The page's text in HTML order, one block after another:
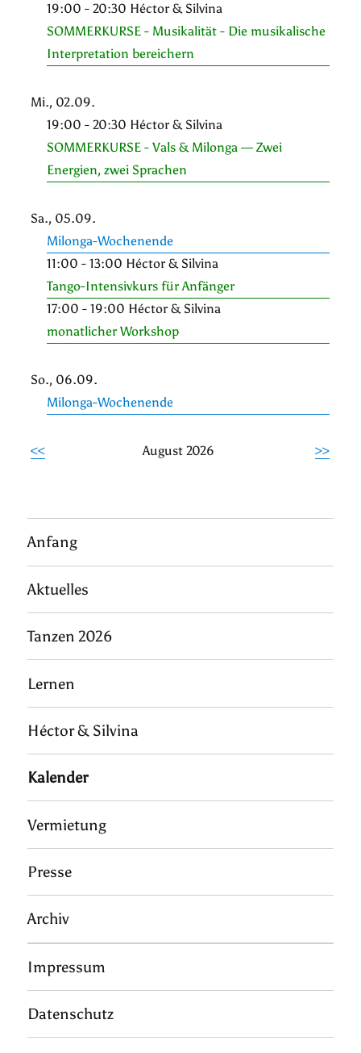
19:00 - 20:30 Héctor & Silvina
SOMMERKURSE - Musikalität - Die musikalische
Interpretation bereichern
Mi., 02.09.
19:00 - 20:30 Héctor & Silvina
SOMMERKURSE - Vals & Milonga — Zwei
Energien, zwei Sprachen
Sa., 05.09.
Milonga-Wochenende
11:00 - 13:00 Héctor & Silvina
Tango-Intensivkurs für Anfänger
17:00 - 19:00 Héctor & Silvina
monatlicher Workshop
So., 06.09.
Milonga-Wochenende
<< August 2026 >>
Anfang
Aktuelles
Tanzen 2026
Lernen
Héctor & Silvina
Kalender
Vermietung
Presse
Archiv
Impressum
Datenschutz